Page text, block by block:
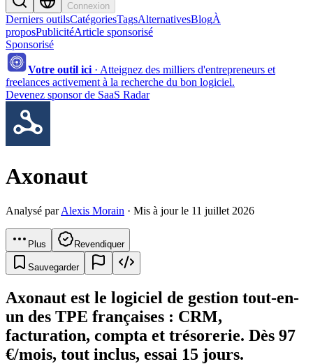
Connexion
Derniers outilsCatégoriesTagsAlternativesBlogÀ
proposPublicitéArticle sponsorisé
Sponsorisé
Votre outil ici · Atteignez des milliers d'entrepreneurs et
freelances activement à la recherche du bon logiciel.
Devenez sponsor de SaaS Radar
Axonaut
Analysé parAlexis Morain · Mis à jour le 11 juillet 2026
Plus Revendiquer
Sauvegarder
Axonaut est le logiciel de gestion tout-en-
un des TPE françaises : CRM,
facturation, compta et trésorerie. Dès 97
€/mois, tout inclus, essai 15 jours.